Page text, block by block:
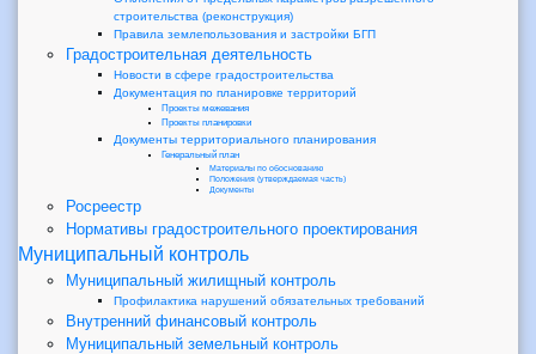
строительства (реконструкция)
Правила землепользования и застройки БГП
Градостроительная деятельность
Новости в сфере градостроительства
Документация по планировке территорий
Проекты межевания
Проекты планировки
Документы территориального планирования
Генеральный план
Материалы по обоснованию
Положения (утверждаемая часть)
Документы
Росреестр
Нормативы градостроительного проектирования
Муниципальный контроль
Муниципальный жилищный контроль
Профилактика нарушений обязательных требований
Внутренний финансовый контроль
Муниципальный земельный контроль